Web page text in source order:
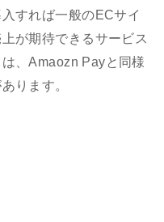
すれば一般のECサイ
が期待できるサービス
、Amaozn Payと同様
ります。